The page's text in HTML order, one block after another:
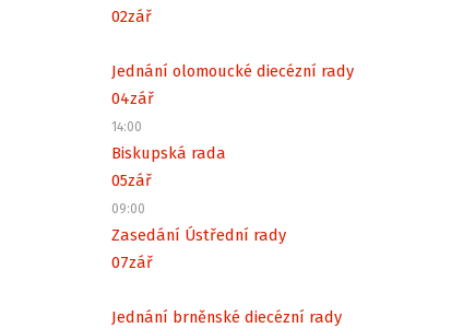
02zář
Jednání olomoucké diecézní rady
04zář
14:00
Biskupská rada
05zář
09:00
Zasedání Ústřední rady
07zář
Jednání brněnské diecézní rady